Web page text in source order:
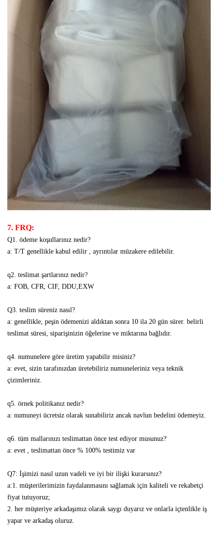
7. FRQ:
Q1. ödeme koşullarınız nedir?
a: T/T genellikle kabul edilir , ayrıntılar müzakere edilebilir.
q2. teslimat şartlarınız nedir?
a: FOB, CFR, CIF, DDU,EXW
Q3. teslim süreniz nasıl?
a: genellikle, peşin ödemenizi aldıktan sonra 10 ila 20 gün sürer. belirli
teslimat süresi, siparişinizin öğelerine ve miktarına bağlıdır.
q4. numunelere göre üretim yapabilir misiniz?
a: evet, sizin tarafınızdan üretebiliriz numuneleriniz veya teknik
çizimleriniz.
q5. örnek politikanız nedir?
a: numuneyi ücretsiz olarak sunabiliriz ancak navlun bedelini ödemeyiz.
q6. tüm mallarınızı teslimattan önce test ediyor musunuz?
a: evet , teslimattan önce % 100% testimiz var
Q7: İşimizi nasıl uzun vadeli ve iyi bir ilişki kurarsınız?
a:1. müşterilerimizin faydalanmasını sağlamak için kaliteli ve rekabetçi
fiyat tutuyoruz;
2. her müşteriye arkadaşımız olarak saygı duyarız ve onlarla içtenlikle iş
yapar ve arkadaş oluruz.